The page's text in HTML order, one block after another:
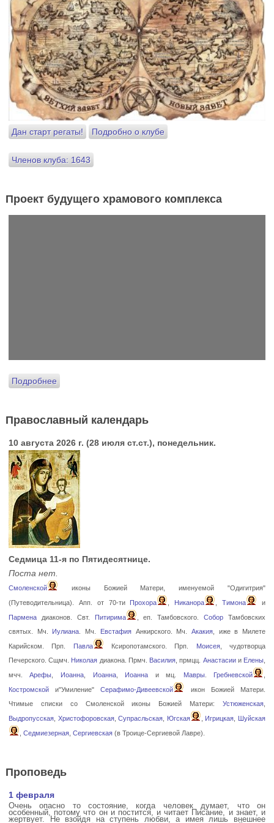
Дан старт регаты! Подробно о клубе
Членов клуба: 1643
Проект будущего храмового комплекса
Подробнее
Православный календарь
10 августа 2026 г. (28 июля ст.ст.), понедельник.
Седмица 11-я по Пятидесятнице.
Поста нет.
Смоленской
иконы Божией Матери, именуемой "Одигитрия"
(Путеводительница). Апп. от 70-ти Прохора Никанора ,Тимона
и
Парменадиаконов. Свт. Питирима , еп. Тамбовского.Собор Тамбовских
святых. Мч. Иулиана . Мч. ЕвстафияАнкирского. Мч. Акакия, иже в Милете
Карийском. Прп.
Павла Ксиропотамского. Прп. Моисея, чудотворца
Печерского. Сщмч. Николая диакона. Прмч. Василия , прмцц. Анастасиии Елены
мчч.Арефы Иоанна, Иоанна, Иоанна и мц. Мавры. Гребневской
Костромскойи"Умиление"Серафимо-Дивеевской
икон Божией Матери.
Чтимые списки со Смоленской иконы Божией Матери:Устюженская
Выдропусская, Христофоровская,Супрасльская Югская Игрицкая
Шуйская
Седмиезерная, Сергиевская(в Троице-Сергиевой Лавре).
Проповедь
1 февраля
Очень опасно то состояние, когда человек думает, что он
особенный, потому что он и постится, и читает Писание, и знает, и
жертвует. Не взойдя на ступень любви, а имея лишь внешнее